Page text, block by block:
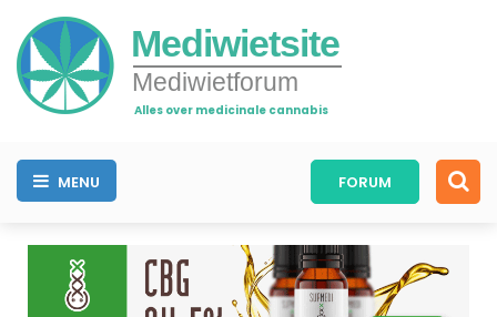
Mediwietsite
Mediwietforum
Alles over medicinale cannabis
MENU FORUM